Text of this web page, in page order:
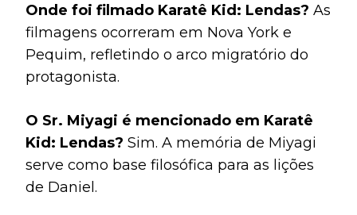
Onde foi filmado Karatê Kid: Lendas? As
filmagens ocorreram em Nova York e
Pequim, refletindo o arco migratório do
protagonista.
O Sr. Miyagi é mencionado em Karatê
Kid: Lendas? Sim. A memória de Miyagi
serve como base filosófica para as lições
de Daniel.